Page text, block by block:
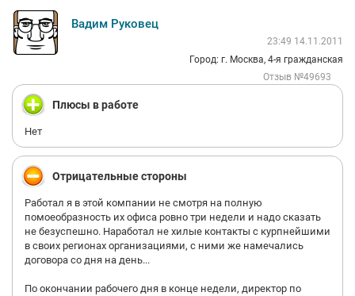
Вадим Руковец
23:49 14.11.2011
Город: г. Москва, 4-я гражданская
Отзыв №49693
Плюсы в работе
Нет
Отрицательные стороны
Работал я в этой компании не смотря на полную
помоеобразность их офиса ровно три недели и надо сказать
не безуспешно. Наработал не хилые контакты с курпнейшими
в своих регионах организациями, с ними же намечались
договора со дня на день...
По окончании рабочего дня в конце недели, директор по